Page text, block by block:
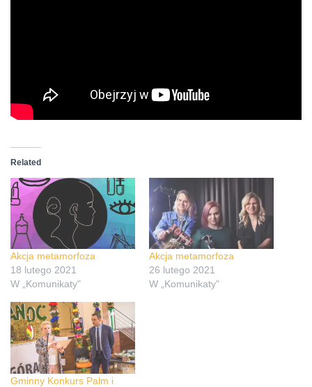
Related
Akcja metamorfoza
18 lutego 2021
W „Komunikaty"
Akcja metamorfoza
26 lutego 2021
W „Komunikaty"
Gminny Konkurs Palm i